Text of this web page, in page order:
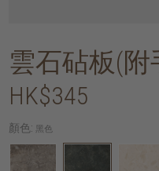
雲石砧板(附
HK$345
顏色: 黑色